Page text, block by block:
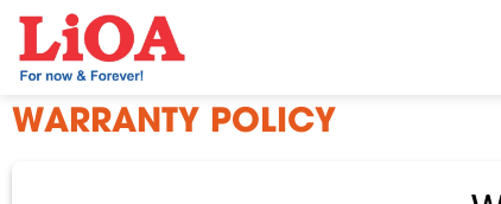
Skip
content
WARRANTY POLICY